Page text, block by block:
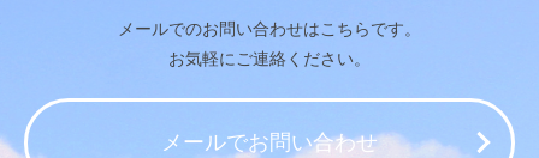
メールでのお問い合わせはこちらです。
お気軽にご連絡ください。
メールでお問い合わせ